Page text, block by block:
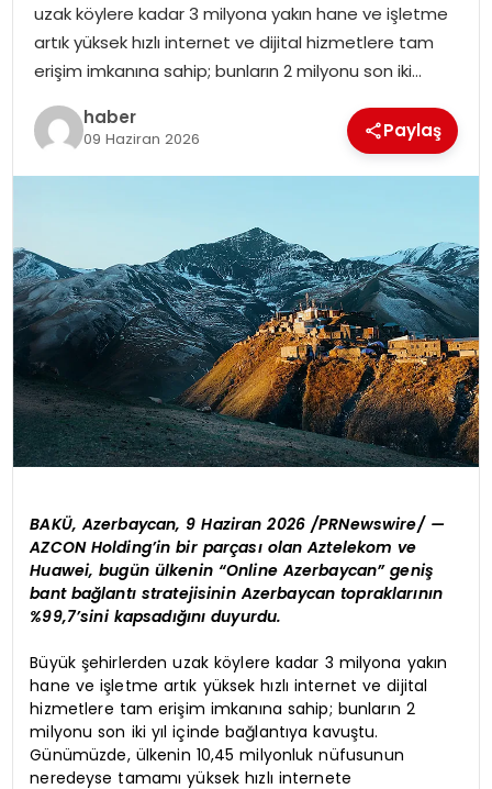
uzak köylere kadar 3 milyona yakın hane ve işletme
artık yüksek hızlı internet ve dijital hizmetlere tam
erişim imkanına sahip; bunların 2 milyonu son iki…
haber
09 Haziran 2026 Paylaş
BAKÜ, Azerbaycan, 9 Haziran 2026 /PRNewswire/ —
AZCON Holding’in bir parçası olan Aztelekom ve
Huawei, bugün ülkenin “Online Azerbaycan” geniş
bant bağlantı stratejisinin Azerbaycan topraklarının
%99,7’sini kapsadığını duyurdu.
Büyük şehirlerden uzak köylere kadar 3 milyona yakın
hane ve işletme artık yüksek hızlı internet ve dijital
hizmetlere tam erişim imkanına sahip; bunların 2
milyonu son iki yıl içinde bağlantıya kavuştu.
Günümüzde, ülkenin 10,45 milyonluk nüfusunun
neredeyse tamamı yüksek hızlı internete